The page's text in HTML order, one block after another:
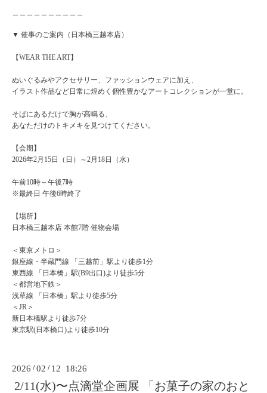
▼ 催事のご案内（日本橋三越本店）
【WEAR THE ART】
ぬいぐるみやアクセサリー、ファッションウェアに加え、
イラスト作品など日常に煌めく個性豊かなアートコレクションが一堂に。
そばにあるだけで胸が高鳴る、
あなただけのトキメキを見つけてください。
【会期】
2026年2月15日（日）～2月18日（水）
午前10時～午後7時
※最終日 午後6時終了
【場所】
日本橋三越本店 本館7階 催物会場
＜東京メトロ＞
銀座線・半蔵門線 「三越前」駅より徒歩1分
東西線 「日本橋」駅(B9出口)より徒歩5分
＜都営地下鉄＞
浅草線 「日本橋」駅より徒歩5分
＜JR＞
新日本橋駅より徒歩7分
東京駅(日本橋口)より徒歩10分
2026 /02 / 12 18:26
2/11(水)〜点滴堂企画展 「お菓子の家のおと